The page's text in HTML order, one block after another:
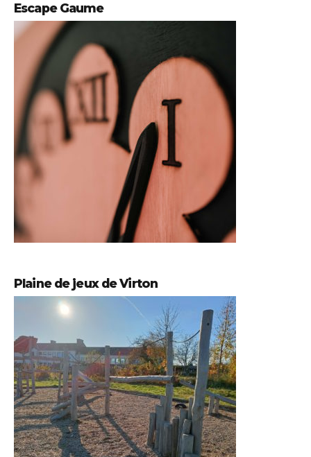
Escape Gaume
Plaine de jeux de Virton